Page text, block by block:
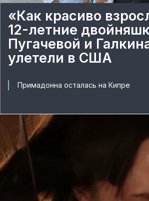
«Как красиво
12-летние
Пугачевой и
улетели в США
Примадонна осталась на Кипре